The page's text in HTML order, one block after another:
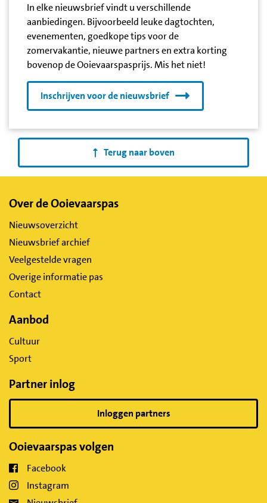
In elke nieuwsbrief vindt u verschillende
aanbiedingen. Bijvoorbeeld leuke dagtochten,
evenementen, goedkope tips voor de
zomervakantie, nieuwe partners en extra korting
bovenop de Ooievaarspasprijs. Mis het niet!
Inschrijven voor de nieuwsbrief
Terug naar boven
Belangrijke
links
Over de Ooievaarspas
Nieuwsoverzicht
Nieuwsbrief archief
Veelgestelde vragen
Overige informatie pas
Contact
Aanbod
Cultuur
Sport
Partner inlog
Inloggen partners
Ooievaarspas volgen
Facebook
Instagram